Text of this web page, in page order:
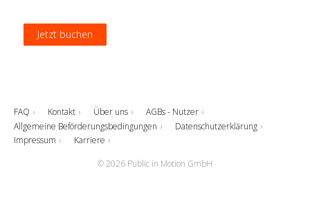
Jetzt buchen
Jetzt buchen
Jetzt buchen
Jetzt buchen
FAQ Kontakt Über uns
AGBs - Nutzer
Allgemeine Beförderungsbedingungen
Datenschutzerklärung
Impressum
Karriere
© 2026 Public in Motion GmbH